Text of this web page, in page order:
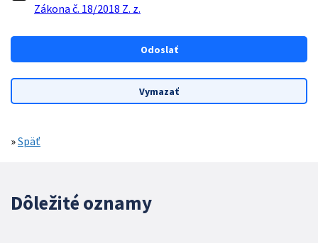
Zákona č. 18/2018 Z. z.
»Späť
Dôležité oznamy